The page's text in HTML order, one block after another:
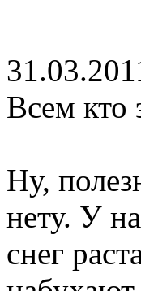
Всем кто
Ну,
нету. У
снег